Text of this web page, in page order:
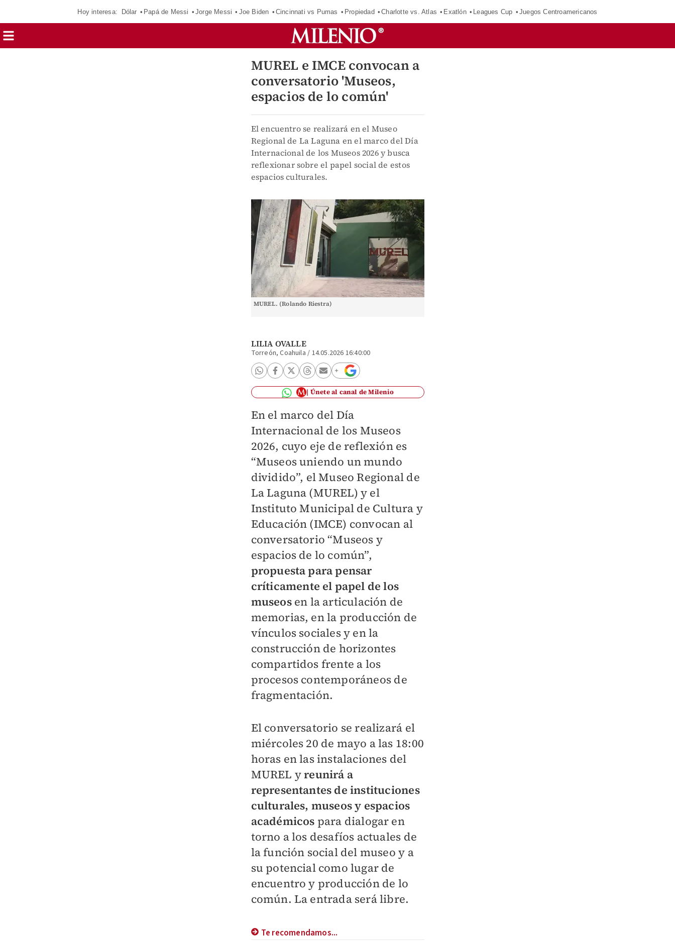
Hoy interesa: Dólar Papá de Messi Jorge Messi Joe Biden Cincinnati vs Pumas Propiedad Charlotte vs. Atlas Exatlón Leagues Cup Juegos Centroamericanos
MUREL e IMCE convocan a
conversatorio 'Museos,
espacios de lo común'
El encuentro se realizará en el Museo
Regional de La Laguna en el marco del Día
Internacional de los Museos 2026 y busca
reflexionar sobre el papel social de estos
espacios culturales.
MUREL. (Rolando Riestra)
LILIA OVALLE
Torreón, Coahuila / 14.05.2026 16:40:00
Únete al canal de Milenio
En el marco del Día
Internacional de los Museos
2026, cuyo eje de reflexión es
“Museos uniendo un mundo
dividido”, el Museo Regional de
La Laguna (MUREL) y el
Instituto Municipal de Cultura y
Educación (IMCE) convocan al
conversatorio “Museos y
espacios de lo común”,
propuesta para pensar
críticamente el papel de los
museos en la articulación de
memorias, en la producción de
vínculos sociales y en la
construcción de horizontes
compartidos frente a los
procesos contemporáneos de
fragmentación.
El conversatorio se realizará el
miércoles 20 de mayo a las 18:00
horas en las instalaciones del
MUREL yreunirá a
representantes de instituciones
culturales, museos y espacios
académicos para dialogar en
torno a los desafíos actuales de
la función social del museo y a
su potencial como lugar de
encuentro y producción de lo
común. La entrada será libre.
Te recomendamos...